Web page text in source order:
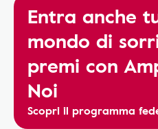
Entra anche
mondo di
premi con
Noi
Scopri il programma